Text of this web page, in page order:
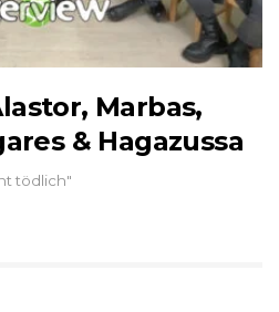
Marbas,
& Hagazussa
tödlich"